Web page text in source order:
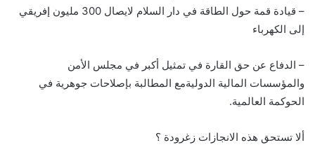
– قيادة قمة حول الطاقة في دار السلام لايصال 300 مليون إفريقي
إلى الكهرباء
– الدفاع عن حق القارة في تمثيل أكبر في مجلس الأمن
والمؤسسات المالية الدوليةمع المطالبة بإصلاحات جوهرية في
الحوكمة العالمية.
ألا تستحق هذه الانجازات زغرودة ؟